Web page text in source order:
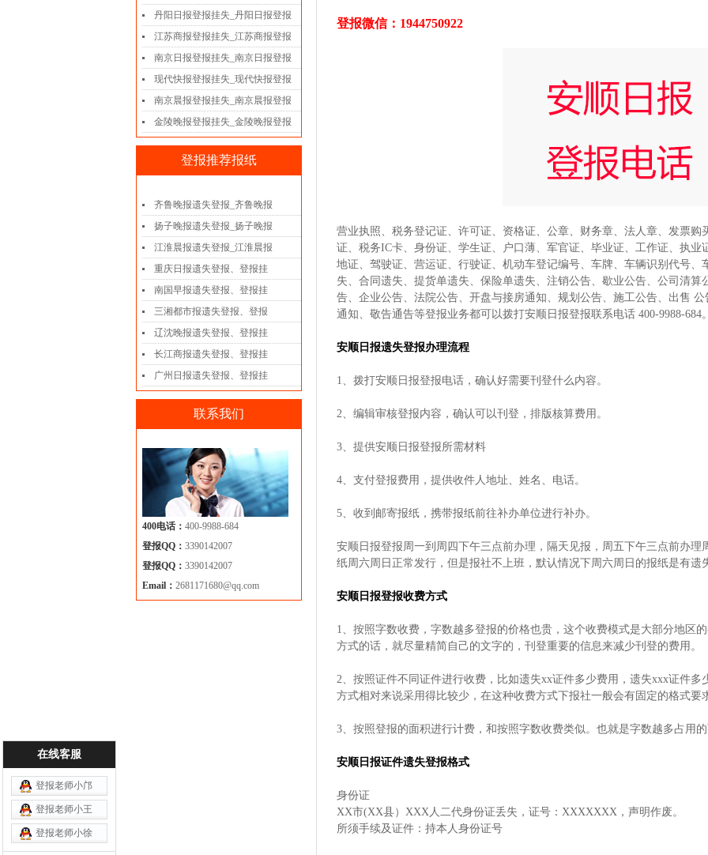
登报微信：1944750922
营业执照、税务登记证、许可证、资格证、公章、财务章、法人章、发票
证、税务IC卡、身份证、学生证、户口薄、军官证、毕业证、工作证、执业
地证、驾驶证、营运证、行驶证、机动车登记编号、车牌、车辆识别代号
失、合同遗失、提货单遗失、保险单遗失、注销公告、歇业公告、公司清
告、企业公告、法院公告、开盘与接房通知、规划公告、施工公告、出售 公
通知、敬告通告等登报业务都可以拨打安顺日报登报联系电话 400-9988-684。
安顺日报遗失登报办理流程
1、拨打安顺日报登报电话，确认好需要刊登什么内容。
2、编辑审核登报内容，确认可以刊登，排版核算费用。
3、提供安顺日报登报所需材料
4、支付登报费用，提供收件人地址、姓名、电话。
5、收到邮寄报纸，携带报纸前往补办单位进行补办。
安顺日报登报周一到周四下午三点前办理，隔天见报，周五下午三点前办理
纸周六周日正常发行，但是报社不上班，默认情况下周六周日的报纸是有遗
安顺日报登报收费方式
1、按照字数收费，字数越多登报的价格也贵，这个收费模式是大部分地区
方式的话，就尽量精简自己的文字的，刊登重要的信息来减少刊登的费用。
2、按照证件不同证件进行收费，比如遗失xx证件多少费用，遗失xxx证件
方式相对来说采用得比较少，在这种收费方式下报社一般会有固定的格式要
3、按照登报的面积进行计费，和按照字数收费类似。也就是字数越多占用的
安顺日报证件遗失登报格式
身份证
XX市(XX县）XXX人二代身份证丢失，证号：XXXXXXX，声明作废。
所须手续及证件：持本人身份证号
丹阳日报登报挂失_丹阳日报登报
江苏商报登报挂失_江苏商报登报
南京日报登报挂失_南京日报登报
现代快报登报挂失_现代快报登报
南京晨报登报挂失_南京晨报登报
金陵晚报登报挂失_金陵晚报登报
登报推荐报纸
齐鲁晚报遗失登报_齐鲁晚报
扬子晚报遗失登报_扬子晚报
江淮晨报遗失登报_江淮晨报
重庆日报遗失登报、登报挂
南国早报遗失登报、登报挂
三湘都市报遗失登报、登报
辽沈晚报遗失登报、登报挂
长江商报遗失登报、登报挂
广州日报遗失登报、登报挂
联系我们
400电话： 400-9988-684
登报QQ： 3390142007
登报QQ： 3390142007
Email： 2681171680@qq.com
在线客服
登报老师小邝
登报老师小王
登报老师小徐